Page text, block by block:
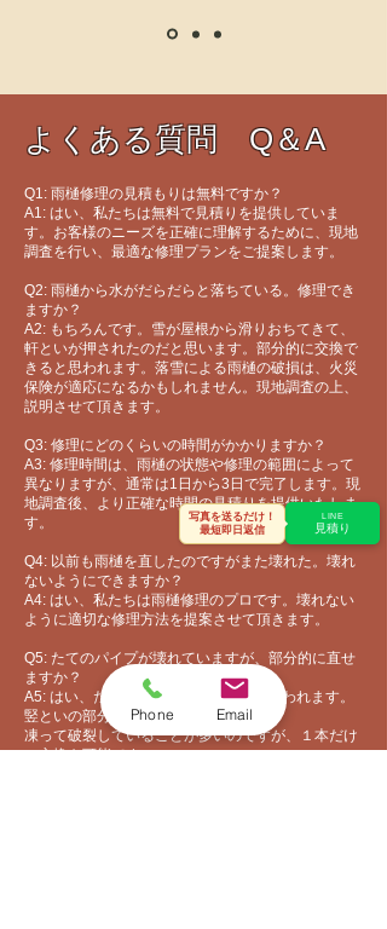
よくある質問 Q＆A
Q1: 雨樋修理の見積もりは無料ですか？
A1: はい、私たちは無料で見積りを提供していま
す。お客様のニーズを正確に理解するために、現地
調査を行い、最適な修理プランをご提案します。
Q2: 雨樋から水がだらだらと落ちている。修理でき
ますか？
A2: もちろんです。雪が屋根から滑りおちてきて、
軒といが押されたのだと思います。部分的に交換で
きると思われます。落雪による雨樋の破損は、火災
保険が適応になるかもしれません​。現地調査の上、
説明させて頂きます。
Q3: 修理にどのくらいの時間がかかりますか？
A3: 修理時間は、雨樋の状態や修理の範囲によって
異なりますが、通常は1日から3日で完了します。現
地調査後、より正確な時間の見積りを提供いたしま
す。
Q4: 以前も雨樋を直したのですがまた壊れた。壊れ
ないようにできますか？
A4: はい、私たちは雨樋修理のプロです。壊れない
ように適切な修理方法を提案させて頂きます。
Q5: たてのパイプが壊れていますが、部分的に直せ
ますか？
A5: はい、たてのパイプは竪といだと思われます。
竪といの部分交換も可能です。
​凍って破裂していることが多いのですが、１本だけ
の交換も可能です。
Phone Email
写真を送るだけ！
最短即日返信
LINE
見積り